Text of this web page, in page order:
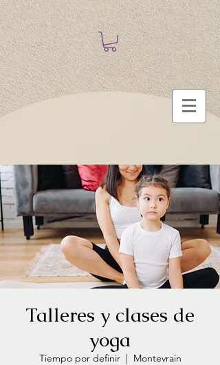
Talleres y clases de
yoga
Tiempo por definir
  |
Montevrain